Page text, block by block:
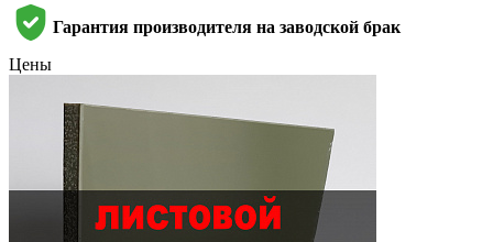
Гарантия производителя на заводской брак
Цены